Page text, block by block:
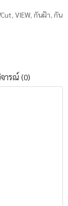
, VIEW, กันฝ้า, กัน
ารณ์ (0)